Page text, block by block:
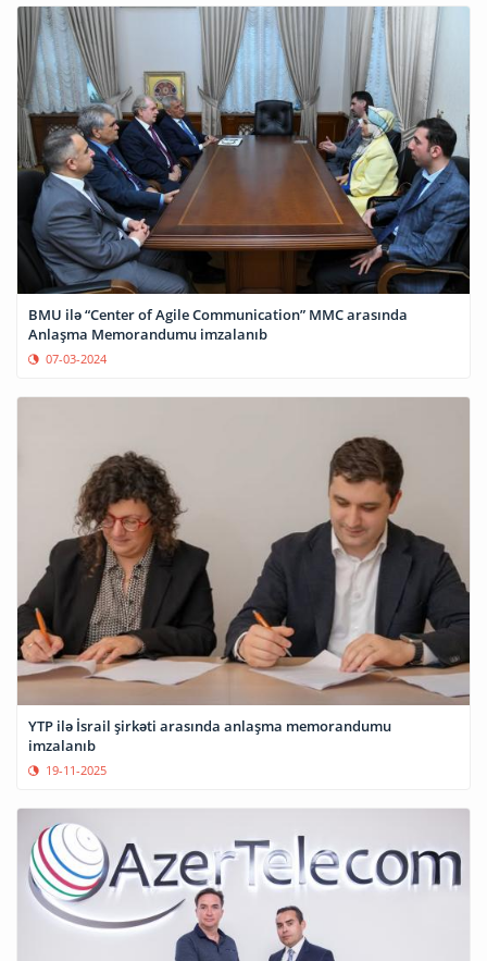
BMU ilə “Center of Agile Communication” MMC arasında
Anlaşma Memorandumu imzalanıb
07-03-2024
YTP ilə İsrail şirkəti arasında anlaşma memorandumu
imzalanıb
19-11-2025